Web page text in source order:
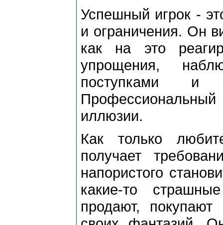
Успешный игрок -
и ограничения. Он
как на это
упрощения,
поступками и
иллюзии.
Как только
получает
напористого
какие-то
продают,